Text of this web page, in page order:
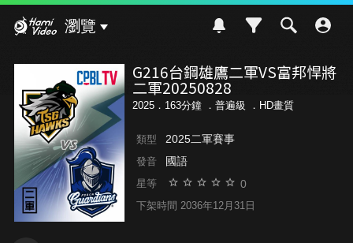
瀏覽
G216台鋼雄鷹二軍VS富邦悍將
二軍20250828
2025．163分鐘 ． 普遍級 ．HD畫質
類型 2025二軍賽事
發音 國語
星等 0
下架時間 2036年12月31日